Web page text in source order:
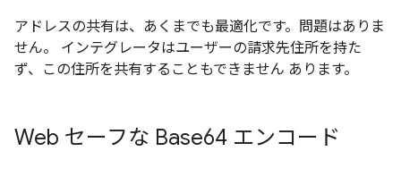
アドレスの共有は、あくまでも最適化です。問題はありま
せん。 インテグレータはユーザーの請求先住所を持た
ず、この住所を共有することもできません あります。
Web セーフな Base64 エンコード